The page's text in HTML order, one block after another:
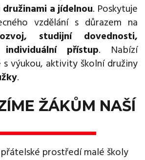
družinami a jídelnou. Poskytuje
vzdělání s důrazem na
studijní dovednosti,
přístup. Nabízí
výukou, aktivity školní družiny
.
ŽÁKŮM NAŠÍ
prostředí malé školy